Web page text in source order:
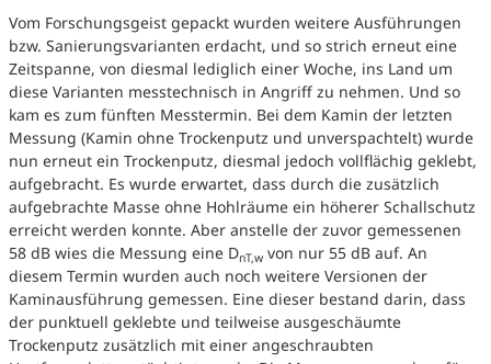
Vom Forschungsgeist gepackt wurden weitere Ausführungen
bzw. Sanierungsvarianten erdacht, und so strich erneut eine
Zeitspanne, von diesmal lediglich einer Woche, ins Land um
diese Varianten messtechnisch in Angriff zu nehmen. Und so
kam es zum fünften Messtermin. Bei dem Kamin der letzten
Messung (Kamin ohne Trockenputz und unverspachtelt) wurde
nun erneut ein Trockenputz, diesmal jedoch vollflächig geklebt,
aufgebracht. Es wurde erwartet, dass durch die zusätzlich
aufgebrachte Masse ohne Hohlräume ein höherer Schallschutz
erreicht werden konnte. Aber anstelle der zuvor gemessenen
58 dB wies die Messung eine DnT,w von nur 55 dB auf. An
diesem Termin wurden auch noch weitere Versionen der
Kaminausführung gemessen. Eine dieser bestand darin, dass
der punktuell geklebte und teilweise ausgeschäumte
Trockenputz zusätzlich mit einer angeschraubten